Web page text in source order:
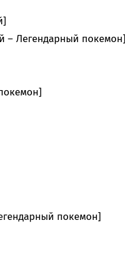
– Легендарный покемон]
покемон]